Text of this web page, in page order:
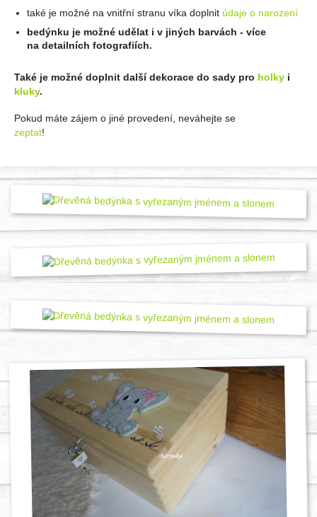
také je možné na vnitřní stranu víka doplnit údaje o narození
bedýnku je možné udělat i v jiných barvách - více
na detailních fotografiích.
Také je možné doplnit další dekorace do sady pro holky i
kluky.
Pokud máte zájem o jiné provedení, neváhejte se
zeptat!